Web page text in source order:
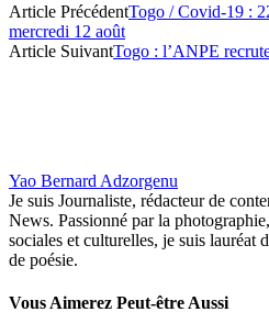
Article PrécédentTogo / Covid-19 :
mercredi 12 août
Article SuivantTogo : l’ANPE
Yao Bernard Adzorgenu
Je suis Journaliste, rédacteur de
News. Passionné par la
sociales et culturelles, je suis lauréat
de poésie.
Vous Aimerez Peut-être Aussi